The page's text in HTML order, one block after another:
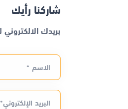
شاركنا رأيك
بريدك
الاسم *
البريد الإلكتروني*